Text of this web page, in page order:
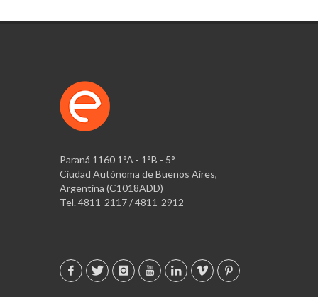
Paraná 1160 1°A - 1°B - 5°
Ciudad Autónoma de Buenos Aires,
Argentina (C1018ADD)
Tel. 4811-2117 / 4811-2912